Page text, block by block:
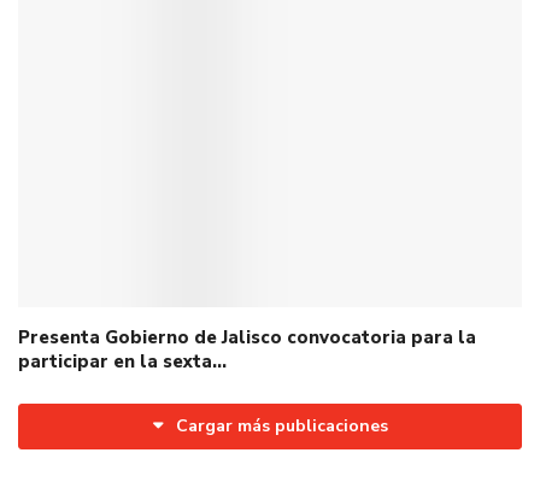
Presenta Gobierno de Jalisco convocatoria para la
participar en la sexta…
Cargar más publicaciones